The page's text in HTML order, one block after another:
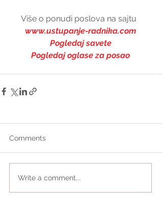
Više o ponudi poslova na sajtu
www.ustupanje-radnika.com
Pogledaj savete
Pogledaj oglase za posao
Comments
Write a comment...